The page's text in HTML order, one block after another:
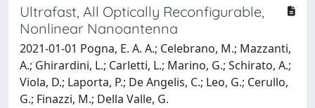
Ultrafast, All Optically Reconfigurable,
Nonlinear Nanoantenna
2021-01-01 Pogna, E. A. A.; Celebrano, M.; Mazzanti,
A.; Ghirardini, L.; Carletti, L.; Marino, G.; Schirato, A.;
Viola, D.; Laporta, P.; De Angelis, C.; Leo, G.; Cerullo,
G.; Finazzi, M.; Della Valle, G.